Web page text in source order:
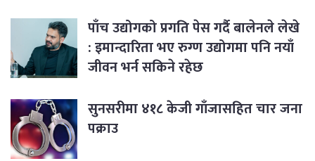
पाँच उद्योगको प्रगति पेस गर्दै बालेनले लेखे
: इमान्दारिता भए रुग्ण उद्योगमा पनि नयाँ
जीवन भर्न सकिने रहेछ
सुनसरीमा ४१८ केजी गाँजासहित चार जना
पक्राउ